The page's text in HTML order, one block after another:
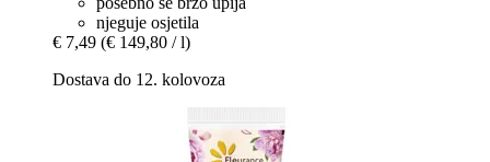
njeguje osjetila
€ 7,49 (€ 149,80 / l)
Dostava do 12. kolovoza